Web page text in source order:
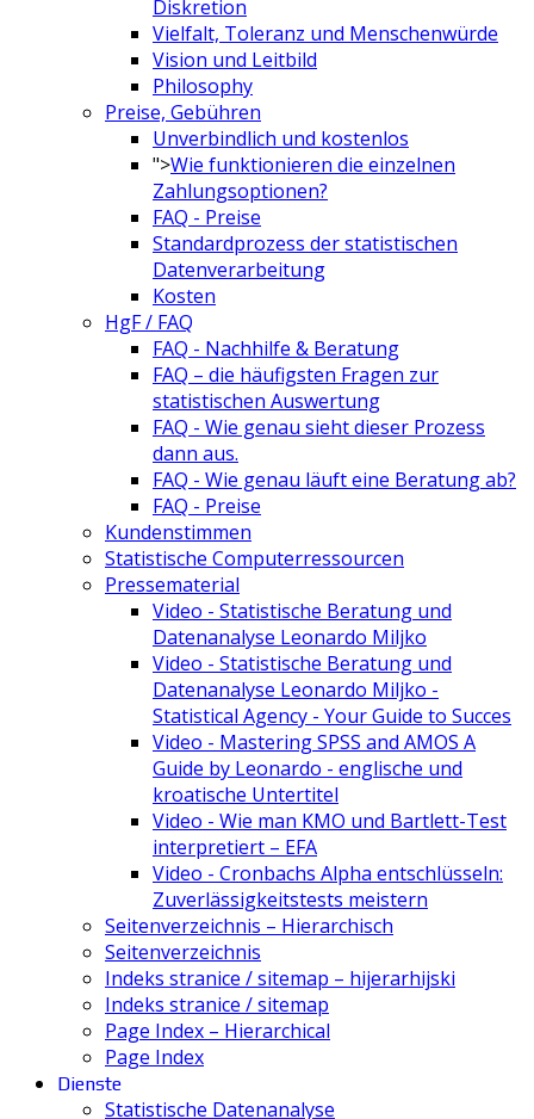
Diskretion
Vielfalt, Toleranz und Menschenwürde
Vision und Leitbild
Philosophy
Preise, Gebühren
Unverbindlich und kostenlos
">Wie funktionieren die einzelnen
Zahlungsoptionen?
FAQ - Preise
Standardprozess der statistischen
Datenverarbeitung
Kosten
HgF / FAQ
FAQ - Nachhilfe & Beratung
FAQ – die häufigsten Fragen zur
statistischen Auswertung
FAQ - Wie genau sieht dieser Prozess
dann aus.
FAQ - Wie genau läuft eine Beratung ab?
FAQ - Preise
Kundenstimmen
Statistische Computerressourcen
Pressematerial
Video - Statistische Beratung und
Datenanalyse Leonardo Miljko
Video - Statistische Beratung und
Datenanalyse Leonardo Miljko -
Statistical Agency - Your Guide to Succes
Video - Mastering SPSS and AMOS A
Guide by Leonardo - englische und
kroatische Untertitel
Video - Wie man KMO und Bartlett-Test
interpretiert – EFA
Video - Cronbachs Alpha entschlüsseln:
Zuverlässigkeitstests meistern
Seitenverzeichnis – Hierarchisch
Seitenverzeichnis
Indeks stranice / sitemap – hijerarhijski
Indeks stranice / sitemap
Page Index – Hierarchical
Page Index
Dienste
Statistische Datenanalyse